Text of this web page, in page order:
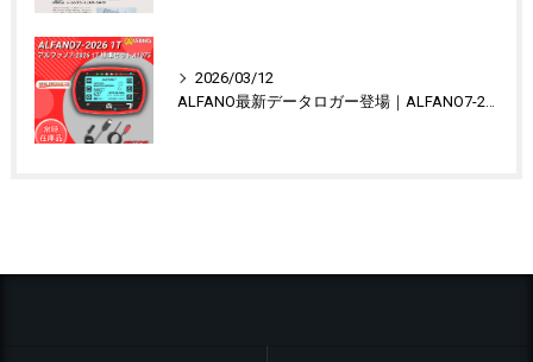
2026/03/12
ALFANO最新データロガー登場｜ALFANO7-2026＆LEGEND（6バージョン）